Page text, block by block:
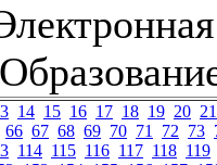
14 15 16 17 18 19 20 21
66 67 68 69 70 71 72 73
114 115 116 117 118 119